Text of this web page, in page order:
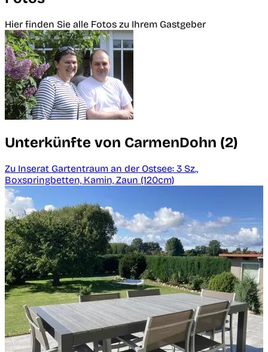
Hier finden Sie alle Fotos zu Ihrem Gastgeber
Unterkünfte von CarmenDohn (2)
Zu Inserat Gartentraum an der Ostsee: 3 Sz.,
Boxspringbetten, Kamin, Zaun (120cm)